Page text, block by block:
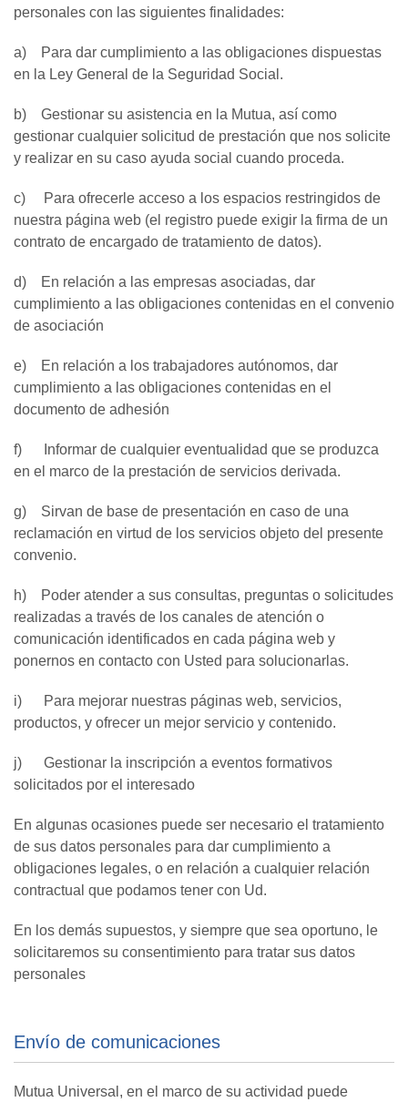
personales con las siguientes finalidades:
a) Para dar cumplimiento a las obligaciones dispuestas
en la Ley General de la Seguridad Social.
b) Gestionar su asistencia en la Mutua, así como
gestionar cualquier solicitud de prestación que nos solicite
y realizar en su caso ayuda social cuando proceda.
c) Para ofrecerle acceso a los espacios restringidos de
nuestra página web (el registro puede exigir la firma de un
contrato de encargado de tratamiento de datos).
d) En relación a las empresas asociadas, dar
cumplimiento a las obligaciones contenidas en el convenio
de asociación
e) En relación a los trabajadores autónomos, dar
cumplimiento a las obligaciones contenidas en el
documento de adhesión
f) Informar de cualquier eventualidad que se produzca
en el marco de la prestación de servicios derivada.
g) Sirvan de base de presentación en caso de una
reclamación en virtud de los servicios objeto del presente
convenio.
h) Poder atender a sus consultas, preguntas o solicitudes
realizadas a través de los canales de atención o
comunicación identificados en cada página web y
ponernos en contacto con Usted para solucionarlas.
i) Para mejorar nuestras páginas web, servicios,
productos, y ofrecer un mejor servicio y contenido.
j) Gestionar la inscripción a eventos formativos
solicitados por el interesado
En algunas ocasiones puede ser necesario el tratamiento
de sus datos personales para dar cumplimiento a
obligaciones legales, o en relación a cualquier relación
contractual que podamos tener con Ud.
En los demás supuestos, y siempre que sea oportuno, le
solicitaremos su consentimiento para tratar sus datos
personales
Envío de comunicaciones
Mutua Universal, en el marco de su actividad puede